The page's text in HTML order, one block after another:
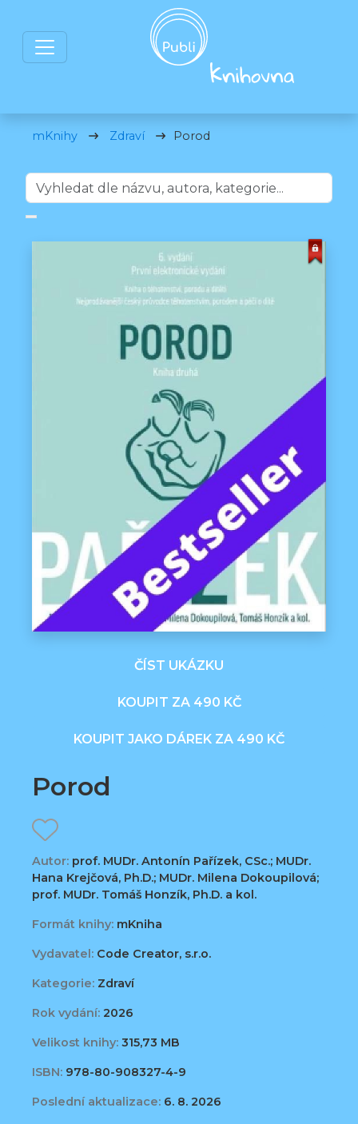
mKnihy Zdraví Porod
ČÍST UKÁZKU
KOUPIT ZA 490 KČ
KOUPIT JAKO DÁREK ZA 490 KČ
Porod
Autor: prof. MUDr. Antonín Pařízek, CSc.; MUDr.
Hana Krejčová, Ph.D.; MUDr. Milena Dokoupilová;
prof. MUDr. Tomáš Honzík, Ph.D. a kol.
Formát knihy: mKniha
Vydavatel: Code Creator, s.r.o.
Kategorie: Zdraví
Rok vydání: 2026
Velikost knihy: 315,73 MB
ISBN: 978-80-908327-4-9
Poslední aktualizace: 6. 8. 2026